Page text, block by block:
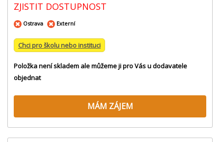
ZJISTIT DOSTUPNOST
Ostrava Externí
Chci pro školu nebo instituci
Položka není skladem ale můžeme ji pro Vás u dodavatele
objednat
MÁM ZÁJEM